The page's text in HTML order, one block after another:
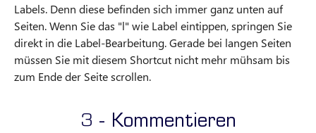
Labels. Denn diese befinden sich immer ganz unten auf
Seiten. Wenn Sie das "l" wie Label eintippen, springen Sie
direkt in die Label-Bearbeitung. Gerade bei langen Seiten
müssen Sie mit diesem Shortcut nicht mehr mühsam bis
zum Ende der Seite scrollen.
3 - Kommentieren